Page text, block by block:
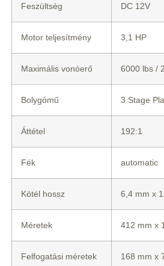
Feszültség DC 12V
Motor teljesítmény 3,1 HP
Maximális vonóerő 6000 lbs /
Bolygómű 3 Stage
Áttétel 192:1
Fék automatic
Kötél hossz 6,4 mm x
Méretek 412 mm x
Felfogatási méretek 168 mm x